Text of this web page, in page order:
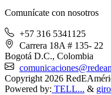
Comunícate con nosotros
+57 316 5341125
Carrera 18A # 135- 22
Bogotá D.C., Colombia
Copyright 2026
Powered by: TELL... &